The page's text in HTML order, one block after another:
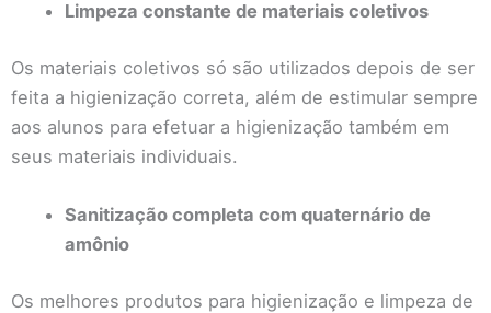
Limpeza constante de materiais coletivos
Os materiais coletivos só são utilizados depois de ser
feita a higienização correta, além de estimular sempre
aos alunos para efetuar a higienização também em
seus materiais individuais.
Sanitização completa com quaternário de
amônio
Os melhores produtos para higienização e limpeza de